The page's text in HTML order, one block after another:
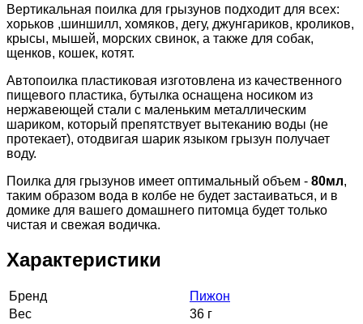
Вертикальная поилка для грызунов подходит для всех:
хорьков ,шиншилл, хомяков, дегу, джунгариков, кроликов,
крысы, мышей, морских свинок, а также для собак,
щенков, кошек, котят.
Автопоилка пластиковая изготовлена из качественного
пищевого пластика, бутылка оснащена носиком из
нержавеющей стали с маленьким металлическим
шариком, который препятствует вытеканию воды (не
протекает), отодвигая шарик языком грызун получает
воду.
Поилка для грызунов имеет оптимальный объем - 80мл,
таким образом вода в колбе не будет застаиваться, и в
домике для вашего домашнего питомца будет только
чистая и свежая водичка.
Характеристики
Бренд
Пижон
Вес
36 г